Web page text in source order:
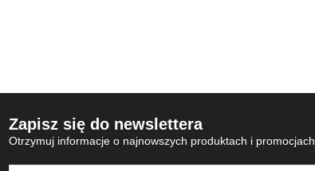
Zapisz się do newslettera
Otrzymuj informacje o najnowszych produktach i promocjach